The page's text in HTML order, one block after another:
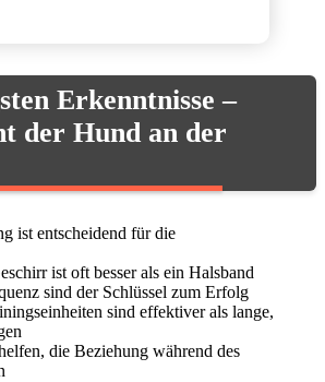
Erkenntnisse –
der Hund an der
ist entscheidend für die
ist oft besser als ein Halsband
sind der Schlüssel zum Erfolg
sind effektiver als lange,
die Beziehung während des